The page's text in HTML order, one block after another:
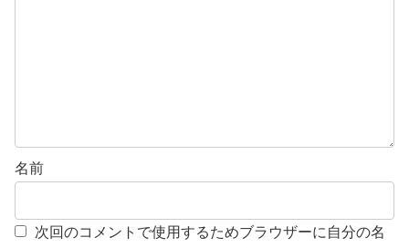
名前
次回のコメントで使用するためブラウザーに自分の名